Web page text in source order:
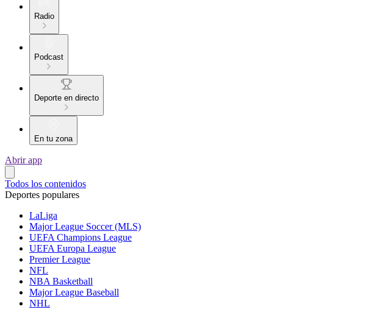
Radio
Podcast
Deporte en directo
En tu zona
Abrir app
Todos los contenidos
Deportes populares
LaLiga
Major League Soccer (MLS)
UEFA Champions League
UEFA Europa League
Premier League
NFL
NBA Basketball
Major League Baseball
NHL